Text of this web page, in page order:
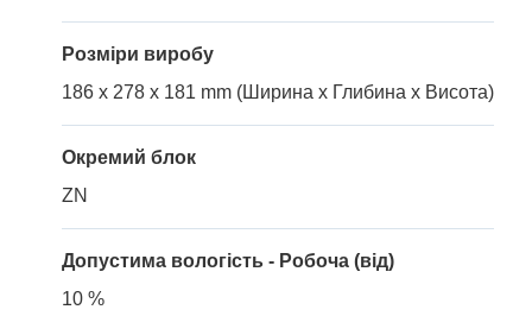
Розміри виробу
186 x 278 x 181 mm (Ширина x Глибина x Висота)
Окремий блок
ZN
Допустима вологість - Робоча (від)
10 %